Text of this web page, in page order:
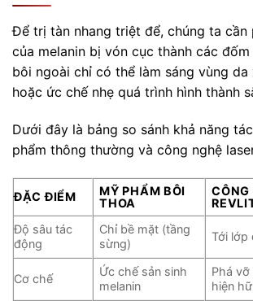
Để trị tàn nhang triệt để, chúng ta cần
của melanin bị vón cục thành các đốm
bôi ngoài chỉ có thể làm sáng vùng da
hoặc ức chế nhẹ quá trình hình thành
Dưới đây là bảng so sánh khả năng
phẩm thông thường và công nghệ
ĐẶC ĐIỂM
MỸ PHẨM BÔI
THOA
CÔNG
Độ sâu tác
động
Chỉ bề mặt (tầng
sừng)
Tới lớp
Cơ chế
Ức chế sản sinh
melanin
Phá
hiện